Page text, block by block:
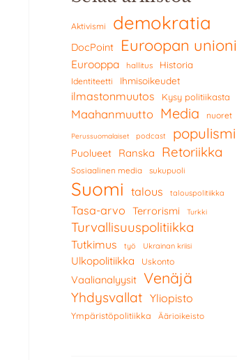
Aktivismi demokratia
DocPoint Euroopan unioni
Eurooppa hallitus Historia
Identiteetti Ihmisoikeudet
ilmastonmuutos Kysy politiikasta
Maahanmuutto Media nuoret
Perussuomalaiset podcast populismi
Puolueet Ranska Retoriikka
Sosiaalinen media sukupuoli
Suomi talous talouspolitiikka
Tasa-arvo Terrorismi Turkki
Turvallisuuspolitiikka
Tutkimus työ Ukrainan kriisi
Ulkopolitiikka Uskonto
Vaalianalyysit Venäjä
Yhdysvallat Yliopisto
Ympäristöpolitiikka Äärioikeisto